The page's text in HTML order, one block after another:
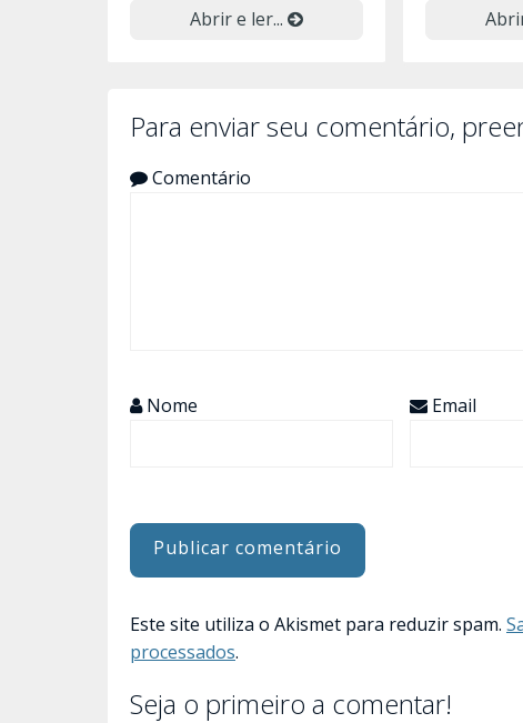
Abrir e ler...
Para enviar seu comentário,
Comentário
Nome Email
Este site utiliza o Akismet para reduzir spam.
processados.
Seja o primeiro a comentar!